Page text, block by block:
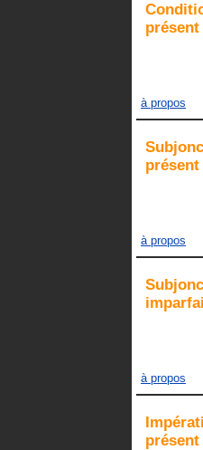
présent
à propos
présent
à propos
à propos
présent